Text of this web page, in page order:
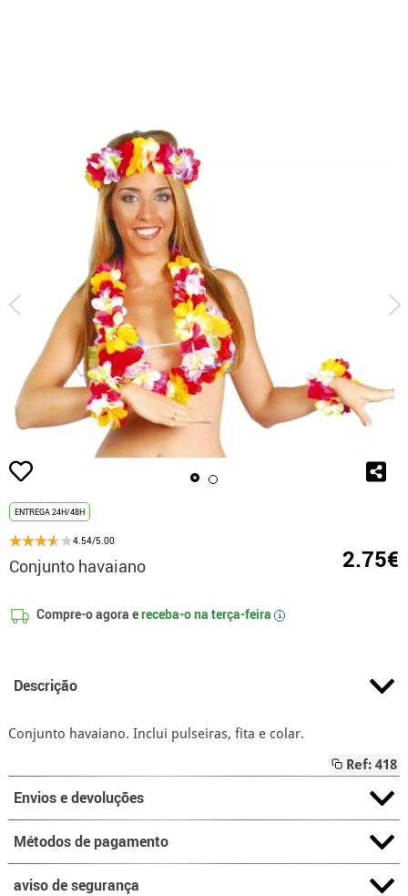
ENTREGA 24H/48H
4.54/5.00
Conjunto havaiano 2.75€
Compre-o agora ereceba-o na terça-feira i
Descrição
Conjunto havaiano. Inclui pulseiras, fita e colar.
Ref: 418
Envios e devoluções
Métodos de pagamento
aviso de segurança